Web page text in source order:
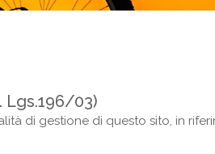
Lgs.196/03)
di gestione di questo sito, in